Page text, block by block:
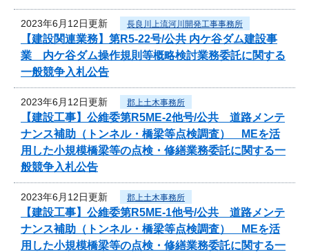
2023年6月12日更新 長良川上流河川開発工事事務所
【建設関連業務】第R5-22号/公共 内ケ谷ダム建設事
業 内ケ谷ダム操作規則等概略検討業務委託に関する
一般競争入札公告
2023年6月12日更新 郡上土木事務所
【建設工事】公維委第R5ME-2他号/公共 道路メンテ
ナンス補助（トンネル・橋梁等点検調査） MEを活
用した小規模橋梁等の点検・修繕業務委託に関する一
般競争入札公告
2023年6月12日更新 郡上土木事務所
【建設工事】公維委第R5ME-1他号/公共 道路メンテ
ナンス補助（トンネル・橋梁等点検調査） MEを活
用した小規模橋梁等の点検・修繕業務委託に関する一